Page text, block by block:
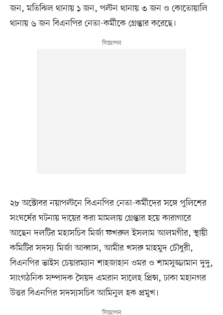
জন, মতিঝিল থানায় ১ জন, পল্টন থানায় ৩ জন ও কোতোয়ালি
থানায় ৬ জন বিএনপির নেতা-কর্মীকে গ্রেপ্তার করেছে।
২৮ অক্টোবর নয়াপল্টনে বিএনপির নেতা-কর্মীদের সঙ্গে পুলিশের
সংঘর্ষের ঘটনায় দায়ের করা মামলায় গ্রেপ্তার হয়ে কারাগারে
আছেন দলটির মহাসচিব মির্জা ফখরুল ইসলাম আলমগীর, স্থায়ী
কমিটির সদস্য মির্জা আব্বাস, আমীর খসরু মাহমুদ চৌধুরী,
বিএনপির ভাইস চেয়ারম্যান শাহজাহান ওমর ও শামসুজ্জামান দুদু,
সাংগঠনিক সম্পাদক সৈয়দ এমরান সালেহ প্রিন্স, ঢাকা মহানগর
উত্তর বিএনপির সদস্যসচিব আমিনুল হক প্রমুখ।